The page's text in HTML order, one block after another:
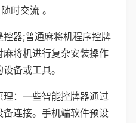
时交流 。
器;普通麻将机程序控牌
将机进行复杂安装操作
备或工具。
：一些智能控牌器通过
连接。手机端软件预设